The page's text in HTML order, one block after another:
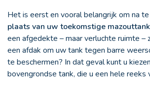
Het is eerst en vooral belangrijk om na
plaats van uw toekomstige mazouttank
een afgedekte – maar verluchte ruimte –
een afdak om uw tank tegen barre
te beschermen? In dat geval kunt u
bovengrondse tank, die u een hele reeks